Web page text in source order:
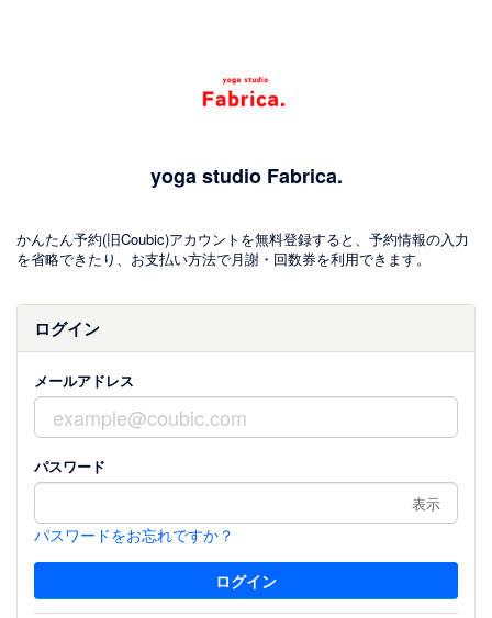
yoga studio Fabrica.
かんたん予約(旧Coubic)アカウントを無料登録すると、予約情報の入力
を省略できたり、お支払い方法で月謝・回数券を利用できます。
ログイン
メールアドレス
パスワード
表示
パスワードをお忘れですか？